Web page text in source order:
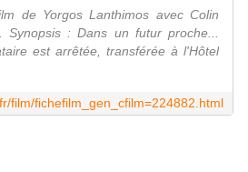
de Yorgos Lanthimos avec Colin
Synopsis : Dans un futur proche...
est arrêtée, transférée à l'Hôtel
film/fichefilm_gen_cfilm=224882.html